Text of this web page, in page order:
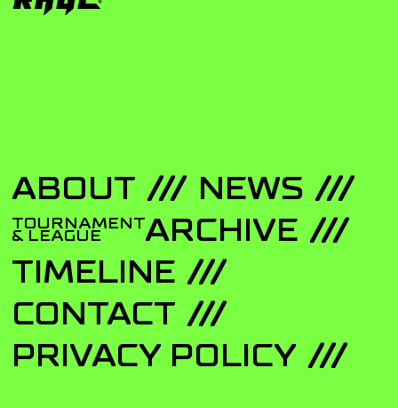
ABOUT NEWS
TOURNAMENT
& LEAGUE
ARCHIVE
TIMELINE
CONTACT
PRIVACY POLICY